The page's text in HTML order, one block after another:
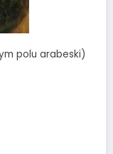
polu arabeski)